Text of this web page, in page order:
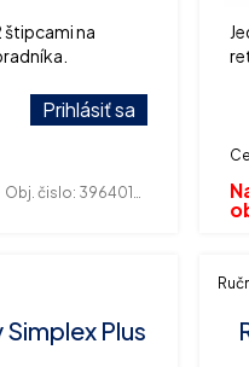
štipcami na
Prihlásiť sa
Obj. čislo: 396401370
Plus